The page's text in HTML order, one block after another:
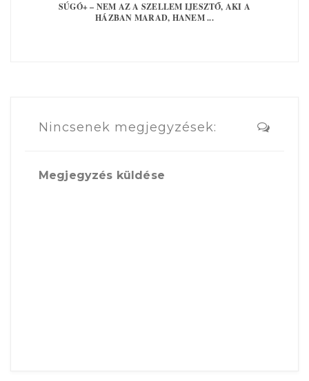
SÚGÓ+ – NEM AZ A SZELLEM IJESZTŐ, AKI A
HÁZBAN MARAD, HANEM ...
Nincsenek megjegyzések:
Megjegyzés küldése